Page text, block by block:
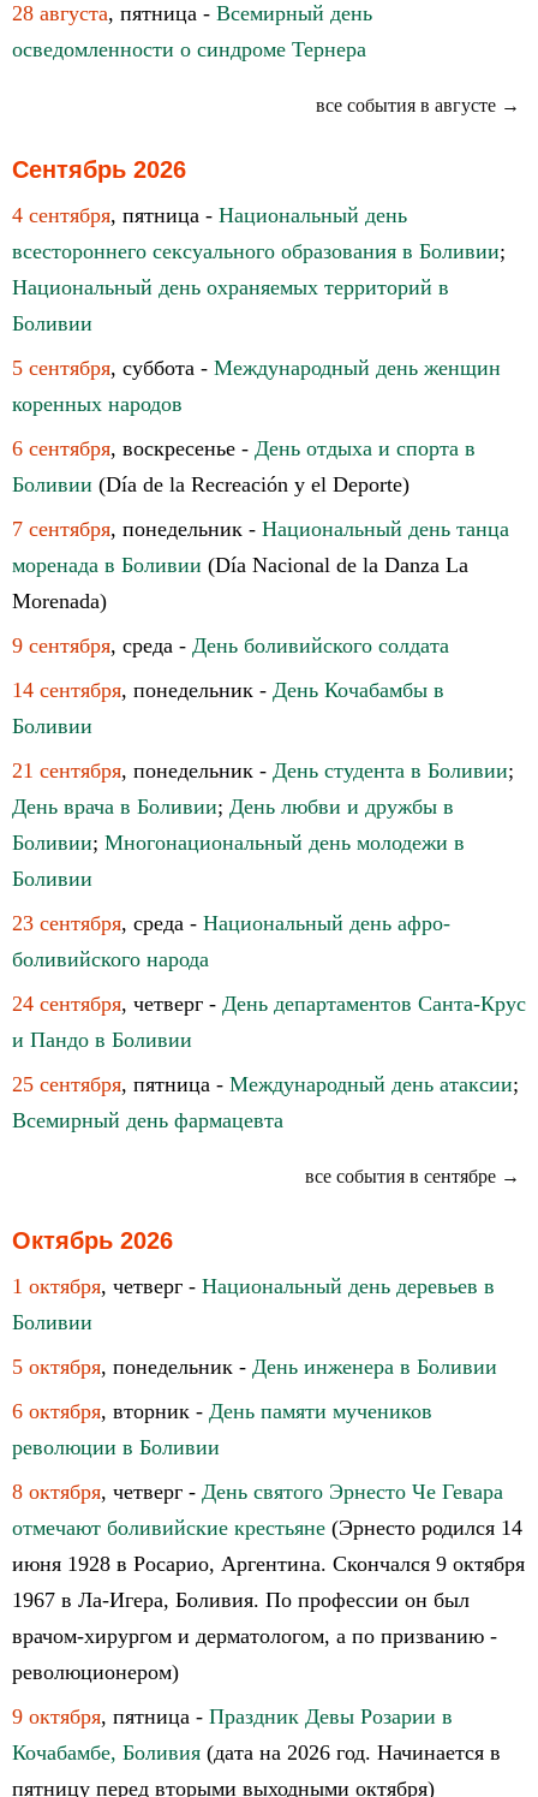
28 августа, пятница - Всемирный день
осведомленности о синдроме Тернера
все события в августе →
Сентябрь 2026
4 сентября, пятница - Национальный день
всестороннего сексуального образования в Боливии;
Национальный день охраняемых территорий в
Боливии
5 сентября, суббота - Международный день женщин
коренных народов
6 сентября, воскресенье - День отдыха и спорта в
Боливии (Día de la Recreación y el Deporte)
7 сентября, понедельник - Национальный день танца
моренада в Боливии (Día Nacional de la Danza La
Morenada)
9 сентября, среда - День боливийского солдата
14 сентября, понедельник - День Кочабамбы в
Боливии
21 сентября, понедельник - День студента в Боливии;
День врача в Боливии; День любви и дружбы в
Боливии; Многонациональный день молодежи в
Боливии
23 сентября, среда - Национальный день афро-
боливийского народа
24 сентября, четверг - День департаментов Санта-Крус
и Пандо в Боливии
25 сентября, пятница - Международный день атаксии;
Всемирный день фармацевта
все события в сентябре →
Октябрь 2026
1 октября, четверг - Национальный день деревьев в
Боливии
5 октября, понедельник - День инженера в Боливии
6 октября, вторник - День памяти мучеников
революции в Боливии
8 октября, четверг - День святого Эрнесто Че Гевара
отмечают боливийские крестьяне (Эрнесто родился 14
июня 1928 в Росарио, Аргентина. Скончался 9 октября
1967 в Ла-Игера, Боливия. По профессии он был
врачом-хирургом и дерматологом, а по призванию -
революционером)
9 октября, пятница - Праздник Девы Розарии в
Кочабамбе, Боливия (дата на 2026 год. Начинается в
пятницу перед вторыми выходными октября)